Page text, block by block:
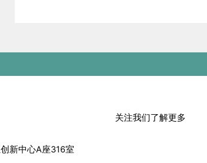
新中心A座316室
关注我们了解更多